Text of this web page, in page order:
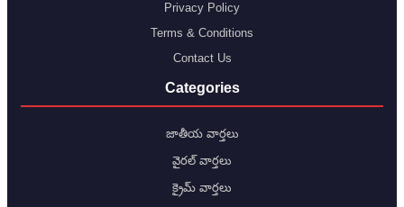
Privacy Policy
Terms & Conditions
Contact Us
Categories
జాతీయ వార్తలు
వైరల్ వార్తలు
క్రైమ్ వార్తలు